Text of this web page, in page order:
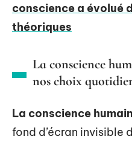
conscience a évolué
théoriques
La conscience
nos choix
La conscience
fond d’écran invisible